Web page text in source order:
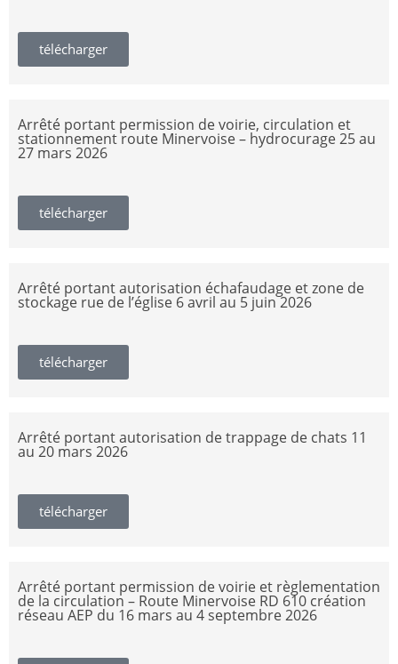
télécharger
Arrêté portant permission de voirie, circulation et
stationnement route Minervoise – hydrocurage 25 au
27 mars 2026
télécharger
Arrêté portant autorisation échafaudage et zone de
stockage rue de l’église 6 avril au 5 juin 2026
télécharger
Arrêté portant autorisation de trappage de chats 11
au 20 mars 2026
télécharger
Arrêté portant permission de voirie et règlementation
de la circulation – Route Minervoise RD 610 création
réseau AEP du 16 mars au 4 septembre 2026